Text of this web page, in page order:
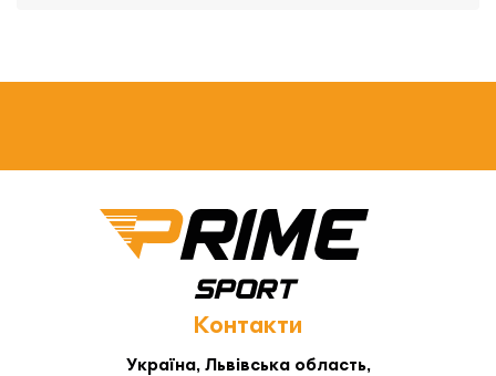
Контакти
Україна, Львівська область,